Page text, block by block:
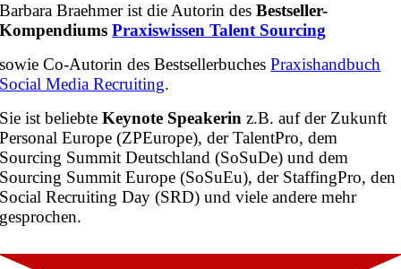
Barbara Braehmer ist die Autorin desBestseller-
Kompendiums Praxiswissen Talent Sourcing
sowie Co-Autorin des BestsellerbuchesPraxishandbuch
Social Media Recruiting.
Sie ist beliebteKeynote Speakerin z.B. auf der Zukunft
Personal Europe (ZPEurope), der TalentPro, dem
Sourcing Summit Deutschland (SoSuDe) und dem
Sourcing Summit Europe (SoSuEu), der StaffingPro, den
Social Recruiting Day (SRD) und viele andere mehr
gesprochen.